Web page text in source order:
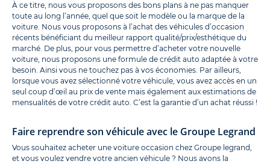
À ce titre, nous vous proposons des bons plans à ne pas manquer
toute au long l’année, quel que soit le modèle ou la marque de la
voiture. Nous vous proposons à l’achat des véhicules d’occasion
récents bénéficiant du meilleur rapport qualité/prix/esthétique du
marché. De plus, pour vous permettre d’acheter votre nouvelle
voiture, nous proposons une formule de crédit auto adaptée à votre
besoin. Ainsi vous ne touchez pas à vos économies. Par ailleurs,
lorsque vous avez sélectionné votre véhicule, vous avez accès en un
seul coup d’œil au prix de vente mais également aux estimations de
mensualités de votre crédit auto. C’est la garantie d’un achat réussi !
Faire reprendre son véhicule avec le Groupe Legrand
Vous souhaitez acheter une voiture occasion chez Groupe legrand,
et vous voulez vendre votre ancien véhicule ? Nous avons la